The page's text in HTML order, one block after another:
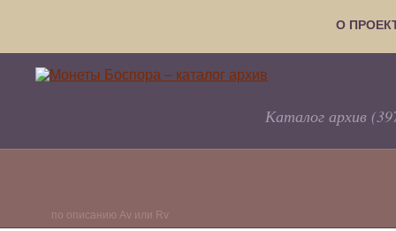
О
Каталог архив
по описанию Av или Rv